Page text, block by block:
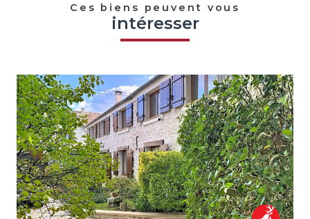
Ces biens peuvent vous
intéresser
voir le bien